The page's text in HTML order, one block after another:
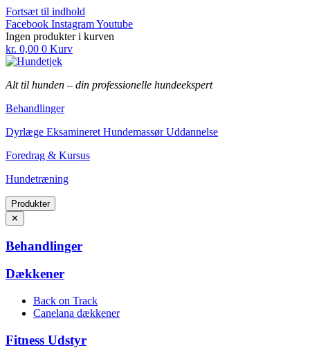
Fortsæt til indhold
Facebook InstagramYoutube
Ingen produkter i kurven
kr. 0,00 0 Kurv
Alt til hunden – din professionelle hundeekspert
Behandlinger
Dyrlæge Eksamineret Hundemassør Uddannelse
Foredrag & Kursus
Hundetræning
Produkter
✕
Behandlinger
Dækkener
Back on Track
Canelana dækkener
Fitness Udstyr